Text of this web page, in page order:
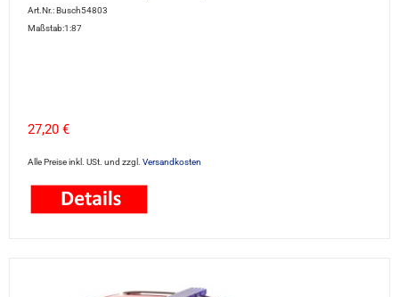
Art.Nr.: Busch54803
Maßstab:1:87
27,20 €
Alle Preise inkl. USt. und zzgl. Versandkosten